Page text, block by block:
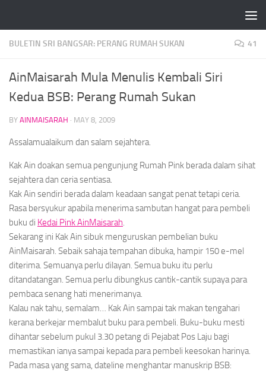
BULETIN SRI BANGSAR: PERANG RUMAH SUKAN 41
AinMaisarah Mula Menulis Kembali Siri
Kedua BSB: Perang Rumah Sukan
BY AINMAISARAH · MAY 8, 2009
Assalamualaikum dan salam sejahtera.
Kak Ain doakan semua pengunjung Rumah Pink berada dalam sihat
sejahtera dan ceria sentiasa.
Kak Ain sendiri berada dalam keadaan sangat penat tetapi ceria.
Rasa bersyukur apabila menerima sambutan hangat para pembeli
buku di Kedai Pink AinMaisarah.
Sekarang ini Kak Ain sibuk menguruskan pembelian buku
AinMaisarah. Sebaik sahaja tempahan dibuka, hampir 150 e-mel
diterima. Semuanya perlu dilayan. Semua buku itu perlu
ditandatangan. Semua perlu dibungkus cantik-cantik supaya para
pembaca senang hati menerimanya.
Kalau nak tahu, semalam… Kak Ain sampai tak makan tengahari
kerana berkejar membalut buku para pembeli. Buku-buku mesti
dihantar sebelum pukul 3.30 petang di Pejabat Pos Laju bagi
memastikan ianya sampai kepada para pembeli keesokan harinya.
Pada masa yang sama, dateline menghantar manuskrip BSB: